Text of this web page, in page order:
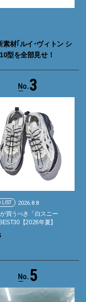
素材｢ルイ･ヴィトン シ
型を全部見せ！
3
2026.8.8
買うべき「白スニー
【2026年夏】
5